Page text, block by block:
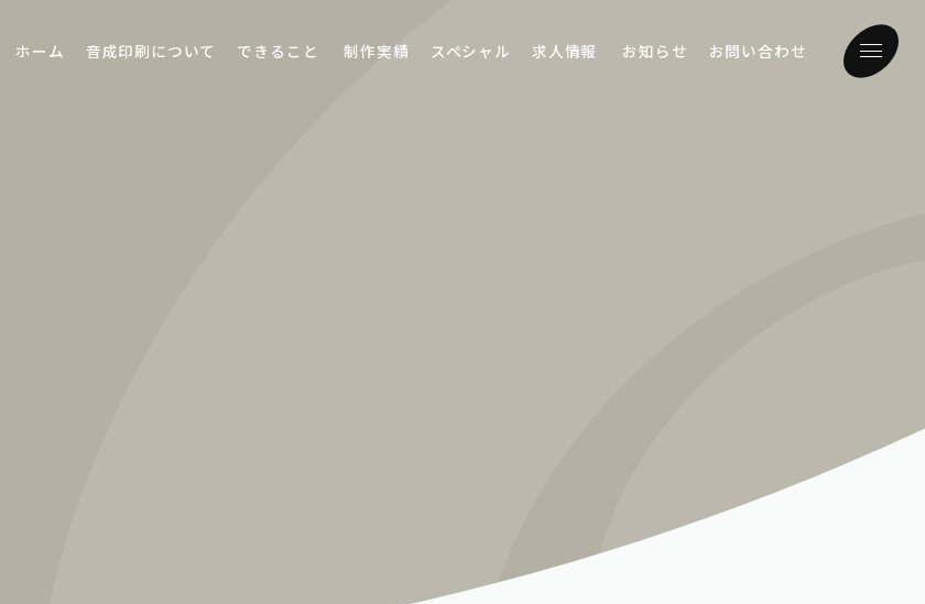
ホーム 音成印刷について できること 制作実績 スペシャル 求人情報 お知らせ お問い合わせ